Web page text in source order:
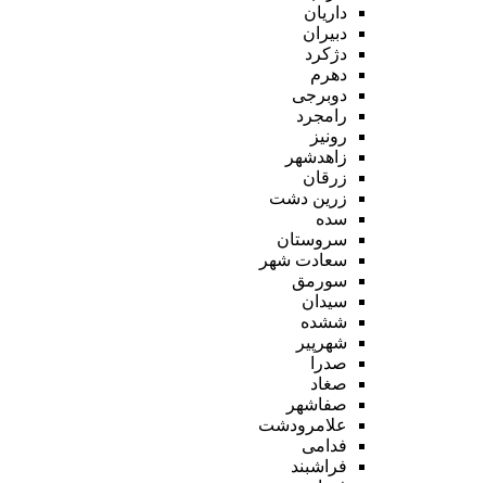
داریان
دبیران
دژکرد
دهرم
دوبرجی
رامجرد
رونیز
زاهدشهر
زرقان
زرین دشت
سده
سروستان
سعادت شهر
سورمق
سیدان
ششده
شهرپیر
صدرا
صغاد
صفاشهر
علامرودشت
فدامی
فراشبند